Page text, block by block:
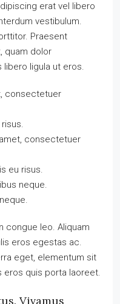
erat vel libero
vestibulum.
Praesent
quam dolor
libero ligula ut eros.
consectetuer
consectetuer
eu risus.
neque.
congue leo. Aliquam
eros egestas ac.
eget, elementum sit
eros quis porta laoreet.
Vivamus